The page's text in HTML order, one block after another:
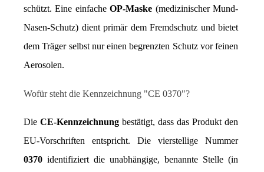
schützt. Eine einfache OP-Maske (medizinischer Mund-
Nasen-Schutz) dient primär dem Fremdschutz und bietet
dem Träger selbst nur einen begrenzten Schutz vor feinen
Aerosolen.
Wofür steht die Kennzeichnung "CE 0370"?
Die CE-Kennzeichnung bestätigt, dass das Produkt den
EU-Vorschriften entspricht. Die vierstellige Nummer
0370 identifiziert die unabhängige, benannte Stelle (in